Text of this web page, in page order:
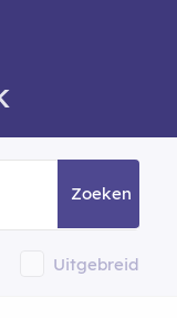
Zoeken
Uitgebreid